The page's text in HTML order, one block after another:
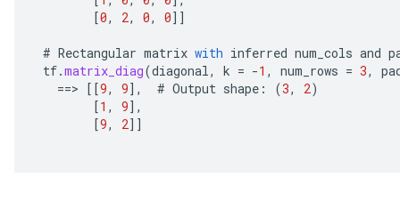
[0, 2, 0, 0]]
# Rectangular matrix with inferred num_cols and
tf.matrix_diag(diagonal, k = -1 , num_rows = 3,
==> [[9, 9] , # Output shape : (3, 2)
[1 , 9] ,
[9, 2]]